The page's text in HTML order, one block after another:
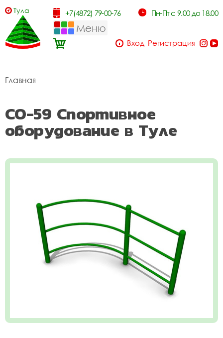
Тула +7(4872) 79-00-76 Пн-Пт с 9.00 до 18.00
Меню
Вход Регистрация
Главная
СО-59 Спортивное
оборудование в Туле